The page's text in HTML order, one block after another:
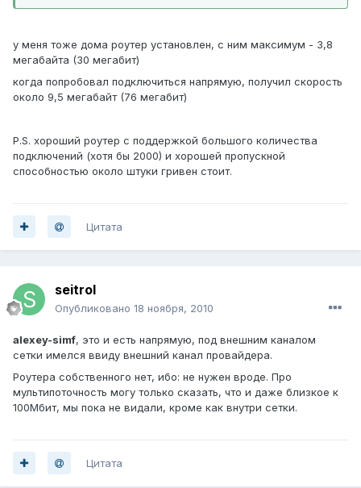
у меня тоже дома роутер установлен, с ним максимум - 3,8
мегабайта (30 мегабит)
когда попробовал подключиться напрямую, получил скорость
около 9,5 мегабайт (76 мегабит)
P.S. хороший роутер с поддержкой большого количества
подключений (хотя бы 2000) и хорошей пропускной
способностью около штуки гривен стоит.
Цитата
seitrol
Опубликовано 18 ноября, 2010
alexey-simf, это и есть напрямую, под внешним каналом
сетки имелся ввиду внешний канал провайдера.
Роутера собственного нет, ибо: не нужен вроде. Про
мультипоточность могу только сказать, что и даже близкое к
100Мбит, мы пока не видали, кроме как внутри сетки.
Цитата